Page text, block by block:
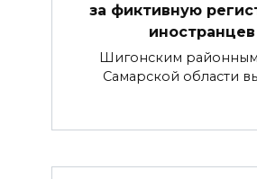
за фиктивную
иностранцев
Шигонским
Самарской области